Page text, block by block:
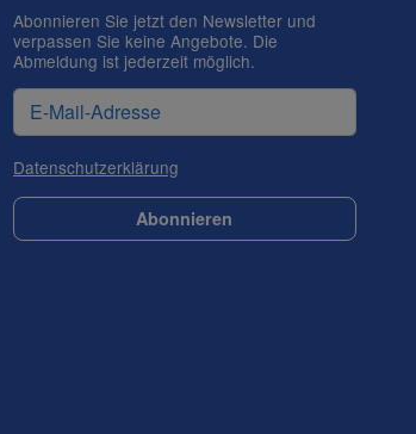
Abonnieren Sie jetzt den Newsletter und
verpassen Sie keine Angebote. Die
Abmeldung ist jederzeit möglich.
Datenschutzerklärung
Abonnieren